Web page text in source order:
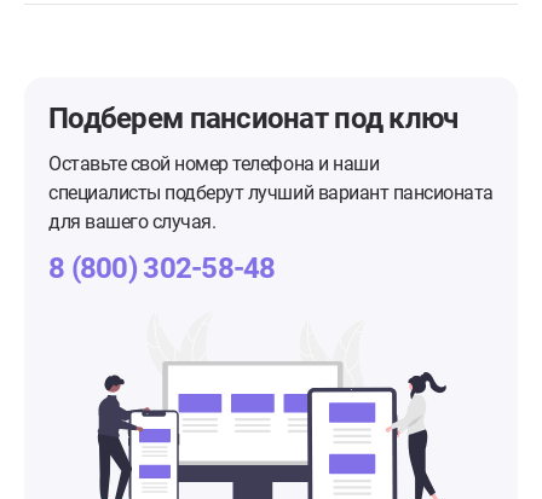
Подберем пансионатпод ключ
Оставьте свой номер телефона и наши
специалисты подберут лучший вариант пансионата
для вашего случая.
8 (800) 302-58-48